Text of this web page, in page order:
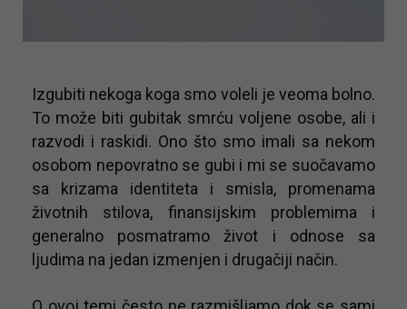
Izgubiti nekoga koga smo voleli je veoma bolno.
To može biti gubitak smrću voljene osobe, ali i
razvodi i raskidi. Ono što smo imali sa nekom
osobom nepovratno se gubi i mi se suočavamo
sa krizama identiteta i smisla, promenama
životnih stilova, finansijskim problemima i
generalno posmatramo život i odnose sa
ljudima na jedan izmenjen i drugačiji način.